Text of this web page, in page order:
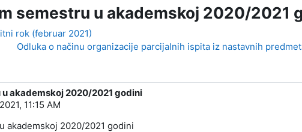
semestru u akademskoj 2020/2021
rok (februar 2021)
Odluka o načinu organizacije parcijalnih ispita iz nastavnih
akademskoj 2020/2021 godini
11:15 AM
akademskoj 2020/2021 godini